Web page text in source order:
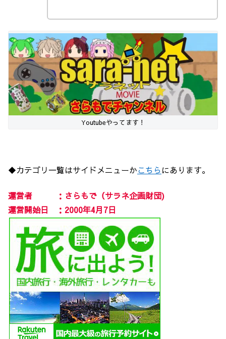
Youtubeやってます！
◆カテゴリ一覧はサイドメニューかこちら にあります。
運営者 ：さらもで（サラネ企画財団)
運営開始日 ：2000年4月7日